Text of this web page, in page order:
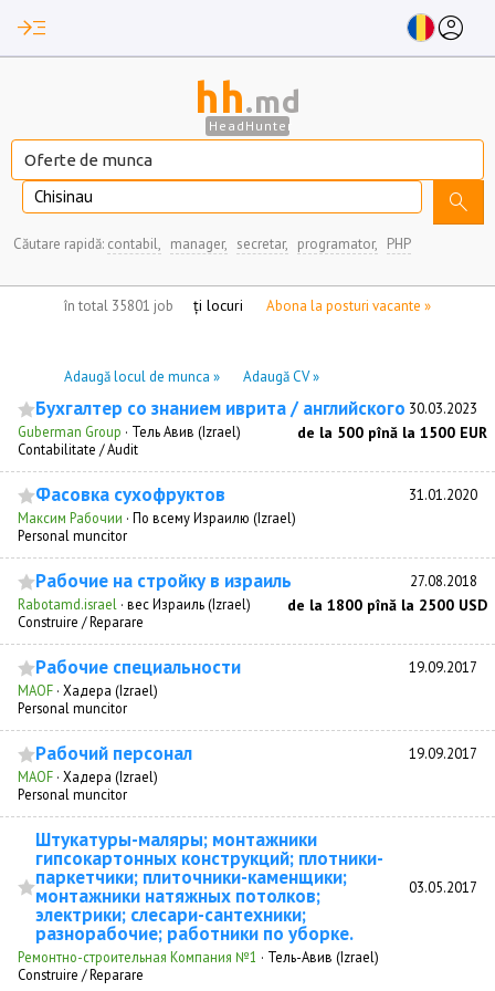
read_more account_circle
hh.md
HeadHunter
Chisinau search
Căutare rapidă: contabil, manager, secretar, programator, PHP
în total 35801 job Abona la posturi vacante »
nu aveți locuri de munca marcate
Adaugă locul de munca » Adaugă CV »
Бухгалтер со знанием иврита / английского 30.03.2023
Guberman Group · Тель Авив (Izrael) de la 500 pînă la 1500 EUR
Сontabilitate / Audit
Фасовка сухофруктов 31.01.2020
Максим Рабочии · По всему Израилю (Izrael)
Personal muncitor
Рабочие на стройку в израиль 27.08.2018
Rabotamd.israel · вес Израиль (Izrael) de la 1800 pînă la 2500 USD
Construire / Reparare
Рабочие специальности 19.09.2017
MAOF · Хадера (Izrael)
Personal muncitor
Рабочий персонал 19.09.2017
MAOF · Хадера (Izrael)
Personal muncitor
Штукатуры-маляры; монтажники
гипсокартонных конструкций; плотники-
паркетчики; плиточники-каменщики;
монтажники натяжных потолков;
электрики; слесари-сантехники;
разнорабочие; работники по уборке.
03.05.2017
Ремонтно-строительная Компания №1 · Тель-Авив (Izrael)
Construire / Reparare